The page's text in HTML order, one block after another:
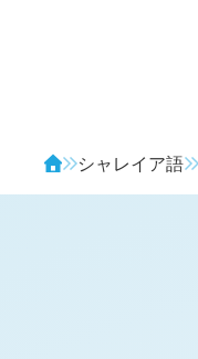
シャレイア語